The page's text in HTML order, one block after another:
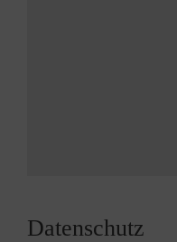
Datenschutz